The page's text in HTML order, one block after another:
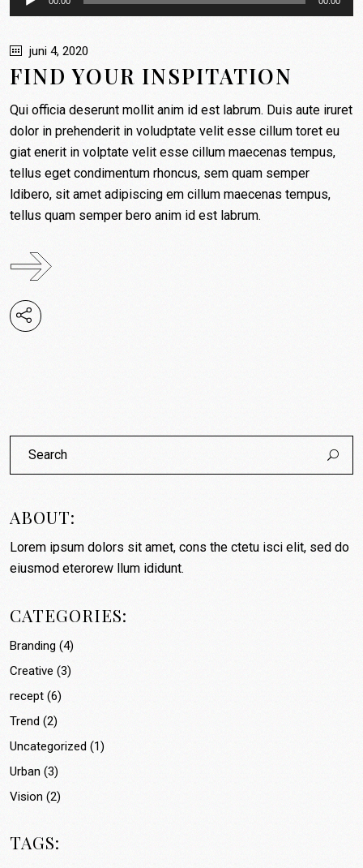
juni 4, 2020
FIND YOUR INSPITATION
Qui officia deserunt mollit anim id est labrum. Duis aute iruret
dolor in prehenderit in voludptate velit esse cillum toret eu
giat enerit in volptate velit esse cillum maecenas tempus,
tellus eget condimentum rhoncus, sem quam semper
ldibero, sit amet adipiscing em cillum maecenas tempus,
tellus quam semper bero anim id est labrum.
Search
ABOUT:
Lorem ipsum dolors sit amet, cons the ctetu isci elit, sed do
eiusmod eterorew llum ididunt.
CATEGORIES:
Branding (4)
Creative (3)
recept (6)
Trend (2)
Uncategorized (1)
Urban (3)
Vision (2)
TAGS: